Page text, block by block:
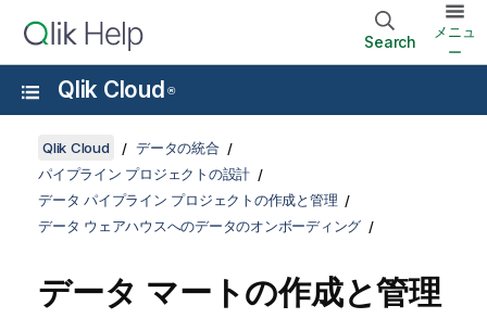
Search
メニュ
ー
Qlik Cloud ®
Qlik Cloud
データの統合
パイプライン プロジェクトの設計
データ パイプライン プロジェクトの作成と管理
データ ウェアハウスへのデータのオンボーディング
データ マートの作成と管理